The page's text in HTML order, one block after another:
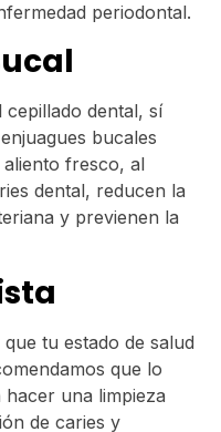
periodontal.
dental, sí
bucales
fresco, al
dental, reducen la
y previenen la
tu estado de salud
que lo
hacer una limpieza
de caries y